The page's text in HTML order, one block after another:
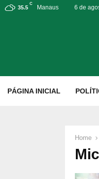
35.5
C
Manaus 6 de
PÁGINA INICIAL
Home